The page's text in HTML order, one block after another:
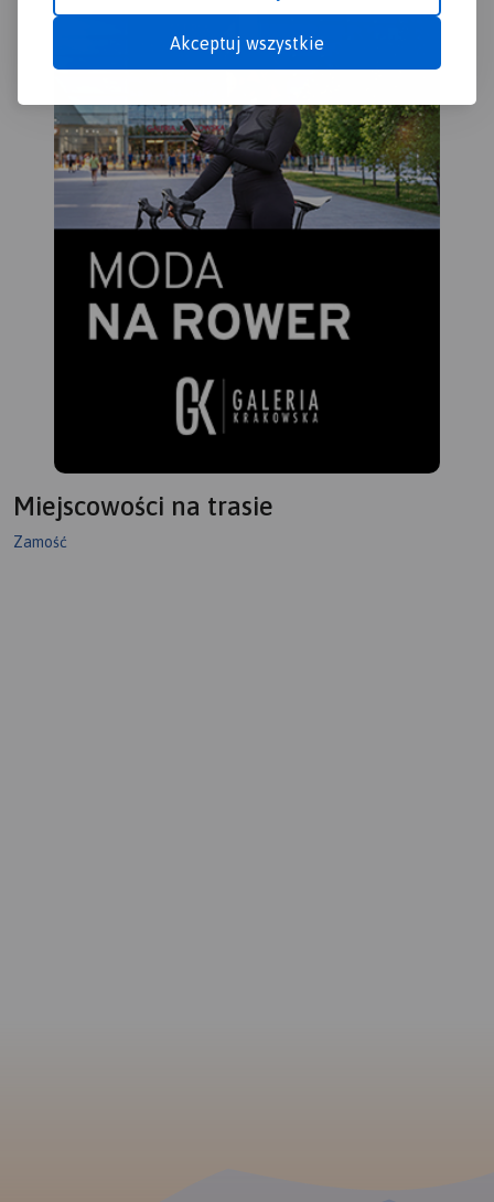
Akceptuj wszystkie
Miejscowości na trasie
Zamość